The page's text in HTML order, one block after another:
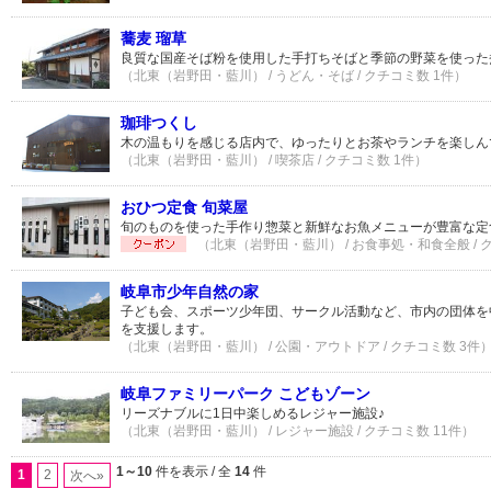
蕎麦 瑠草
良質な国産そば粉を使用した手打ちそばと季節の野菜を使っ
（北東（岩野田・藍川） / うどん・そば / クチコミ数 1件）
珈琲つくし
木の温もりを感じる店内で、ゆったりとお茶やランチを楽し
（北東（岩野田・藍川） / 喫茶店 / クチコミ数 1件）
おひつ定食 旬菜屋
旬のものを使った手作り惣菜と新鮮なお魚メニューが豊富な
（北東（岩野田・藍川） / お食事処・和食全般 /
岐阜市少年自然の家
子ども会、スポーツ少年団、サークル活動など、市内の団体
を支援します。
（北東（岩野田・藍川） / 公園・アウトドア / クチコミ数 3件
岐阜ファミリーパーク こどもゾーン
リーズナブルに1日中楽しめるレジャー施設♪
（北東（岩野田・藍川） / レジャー施設 / クチコミ数 11件）
1 2 次へ» 1～10 件を表示 / 全 14 件